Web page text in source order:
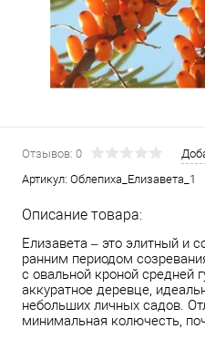
Отзывов: 0
Артикул: Облепиха_Елизавета_1
Описание товара:
Елизавета – это элитный и
ранним периодом
с овальной кроной средней
аккуратное деревце,
небольших личных садов.
минимальная колючесть,